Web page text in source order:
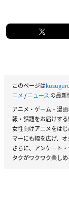
このページは
ニメ/ニュース の最新
アニメ・ゲーム・漫
報・話題をお届けする
女性向けアニメをは
マーにも幅を広げ、
さらに、アンケート
タクがワクワク楽し